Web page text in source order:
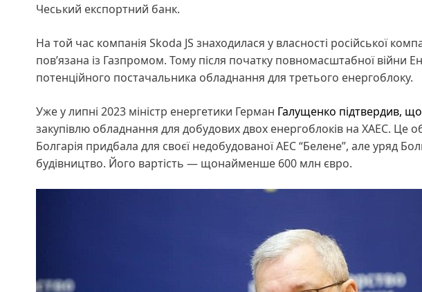
Чеський експортний банк.
На той час компанія Skoda JS знаходилася у власності російської
пов’язана із Газпромом. Тому після початку повномасштабної війни
потенційного постачальника обладнання для третього енергоблоку.
Уже у липні 2023 міністр енергетики Герман Галущенко підтвердив,
закупівлю обладнання для добудових двох енергоблоків на ХАЕС. Це
Болгарія придбала для своєї недобудованої АЕС “Белене”, але уряд
будівництво. Його вартість — щонайменше 600 млн євро.